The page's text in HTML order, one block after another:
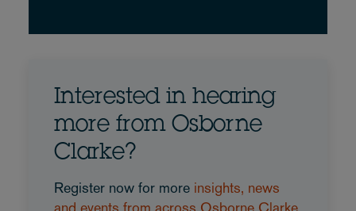
Interested in hearing
more from Osborne
Clarke?
Register now for more insights, news
and events from across Osborne Clarke